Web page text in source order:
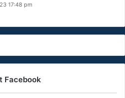
17:48 pm
Facebook